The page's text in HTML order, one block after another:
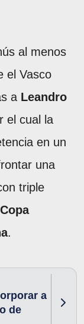
al menos
el Vasco
a Leandro
el cual la
en un
una
triple
.
a
de